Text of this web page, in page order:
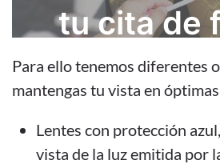
tu cita de
rápida y
RESERVA TU CITA
Para ello tenemos diferentes
mantengas tu vista en
Lentes con protección
vista de la luz emitida por